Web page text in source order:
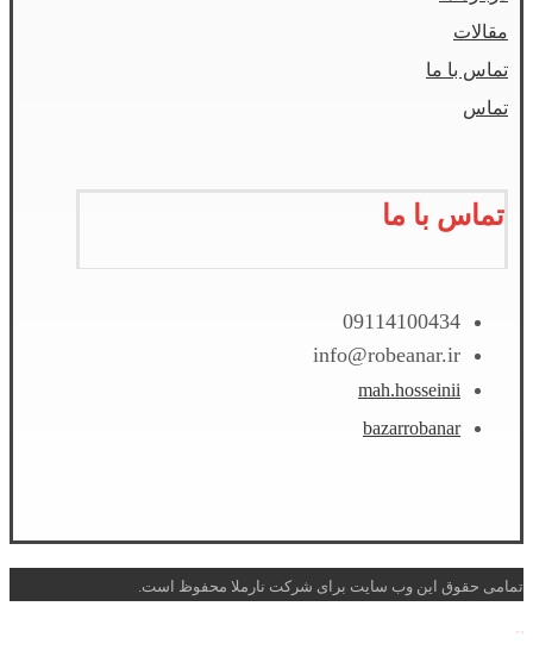
مقالات
تماس با ما
تماس
تماس با ما
09114100434
info@robeanar.ir
mah.hosseinii
bazarrobanar
تمامی حقوق این وب سایت برای شرکت نارملا محفوظ است.